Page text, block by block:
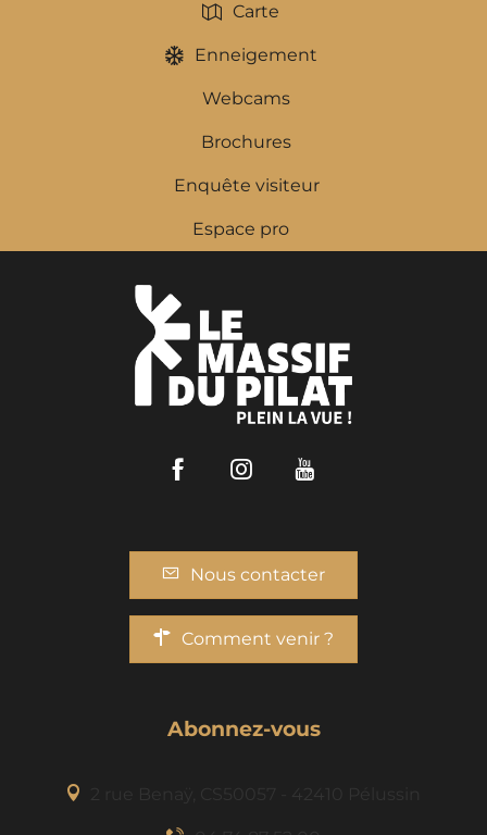
Carte
Enneigement
Webcams
Brochures
Enquête visiteur
Espace pro
FacebookInstagram
Nous contacter
Comment venir ?
Abonnez-vous